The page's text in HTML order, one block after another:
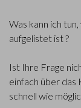
Was kann ich
aufgelistet ist ?
Ist Ihre Frage
einfach über
schnell wie